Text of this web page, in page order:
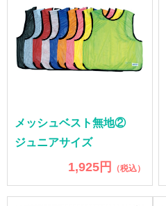
メッシュベスト無地②
ジュニアサイズ
1,925円 （税込）